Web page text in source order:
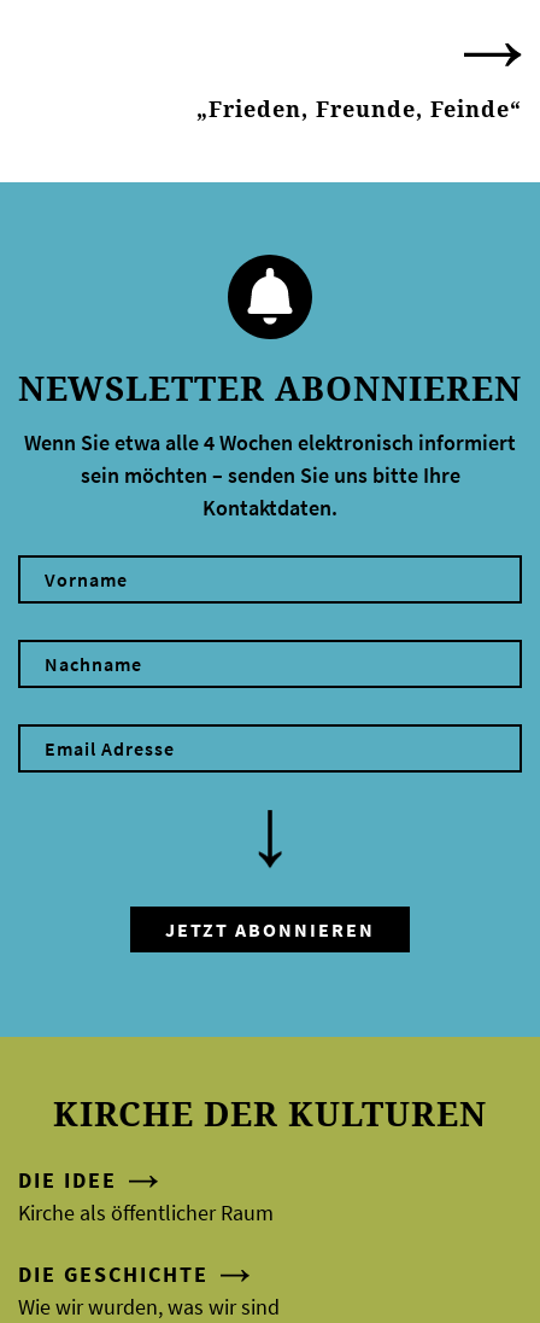
„Frieden, Freunde, Feinde“
NEWSLETTER ABONNIEREN
Wenn Sie etwa alle 4 Wochen elektronisch informiert
sein möchten – senden Sie uns bitte Ihre
Kontaktdaten.
KIRCHE DER KULTUREN
DIE IDEE
Kirche als öffentlicher Raum
DIE GESCHICHTE
Wie wir wurden, was wir sind